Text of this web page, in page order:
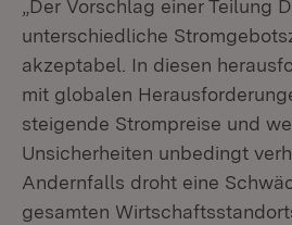
„Der Vorschlag einer Teilung
unterschiedliche
akzeptabel. In diesen
mit globalen
steigende Strompreise und
Unsicherheiten unbedingt
Andernfalls droht eine
gesamten